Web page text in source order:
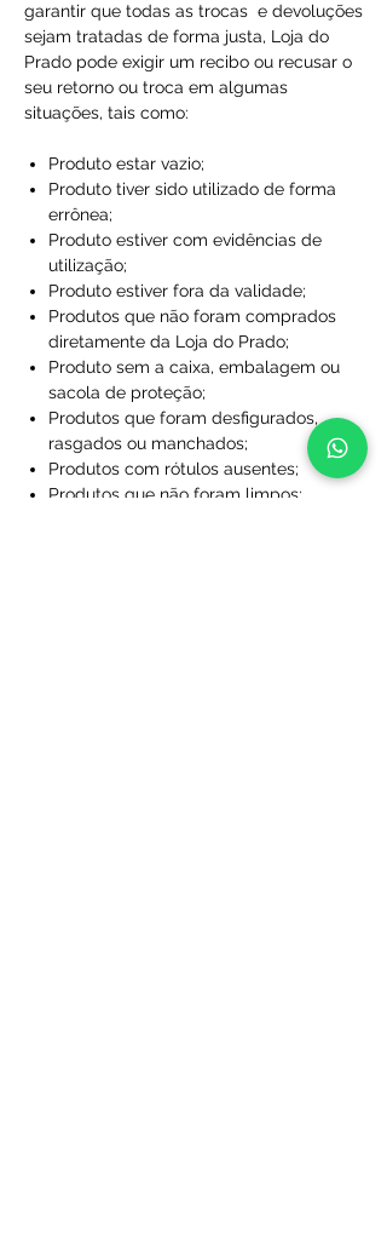
garantir que todas as trocas e devoluções
sejam tratadas de forma justa, Loja do
Prado pode exigir um recibo ou recusar o
seu retorno ou troca em algumas
situações, tais como:
Produto estar vazio;
Produto tiver sido utilizado de forma
errônea;
Produto estiver com evidências de
utilização;
Produto estiver fora da validade;
Produtos que não foram comprados
diretamente da Loja do Prado;
Produto sem a caixa, embalagem ou
sacola de proteção;
Produtos que foram desfigurados,
rasgados ou manchados;
Produtos com rótulos ausentes;
Produtos que não foram limpos;